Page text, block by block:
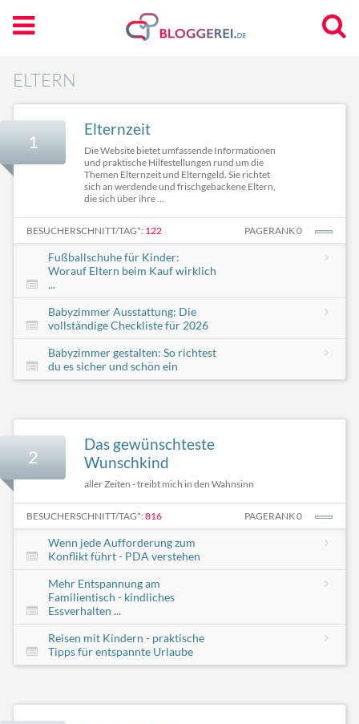
ELTERN
1
Elternzeit
Die Website bietet umfassende Informationen
und praktische Hilfestellungen rund um die
Themen Elternzeit und Elterngeld. Sie richtet
sich an werdende und frischgebackene Eltern,
die sich über ihre ...
BESUCHERSCHNITT/TAG*: 122 PAGERANK 0
Fußballschuhe für Kinder:
Worauf Eltern beim Kauf wirklich
...
Babyzimmer Ausstattung: Die
vollständige Checkliste für 2026
Babyzimmer gestalten: So richtest
du es sicher und schön ein
2
Das gewünschteste
Wunschkind
aller Zeiten - treibt mich in den Wahnsinn
BESUCHERSCHNITT/TAG*: 816 PAGERANK 0
Wenn jede Aufforderung zum
Konflikt führt - PDA verstehen
Mehr Entspannung am
Familientisch - kindliches
Essverhalten ...
Reisen mit Kindern - praktische
Tipps für entspannte Urlaube